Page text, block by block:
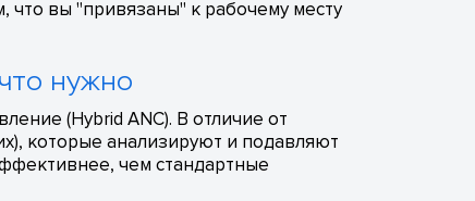
что вы "привязаны" к рабочему месту
нужно
(Hybrid ANC). В отличие от
которые анализируют и подавляют
чем стандартные